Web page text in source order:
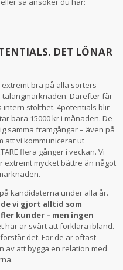
DET LÖNAR
extremt bra på alla sorters
talangmarknaden. Därefter får
intern stolthet. 4potentials blir
bara 15000 kr i månaden. De
samma framgångar – även på
att vi kommunicerar ut
flera gånger i veckan. Vi
extremt mycket bättre än något
kandidaterna under alla år.
vi gjort alltid som
kunder – men ingen
här är svårt att förklara ibland.
det. För de är oftast
av att bygga en relation med